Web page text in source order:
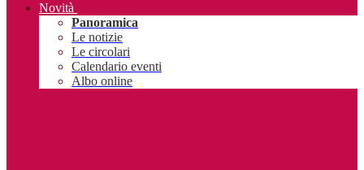
Novità
Panoramica
Le notizie
Le circolari
Calendario eventi
Albo online